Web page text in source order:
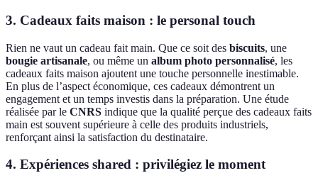
3. Cadeaux faits maison : le personal touch
Rien ne vaut un cadeau fait main. Que ce soit des biscuits, une
bougie artisanale, ou même un album photo personnalisé, les
cadeaux faits maison ajoutent une touche personnelle inestimable.
En plus de l’aspect économique, ces cadeaux démontrent un
engagement et un temps investis dans la préparation. Une étude
réalisée par le CNRS indique que la qualité perçue des cadeaux faits
main est souvent supérieure à celle des produits industriels,
renforçant ainsi la satisfaction du destinataire.
4. Expériences shared : privilégiez le moment